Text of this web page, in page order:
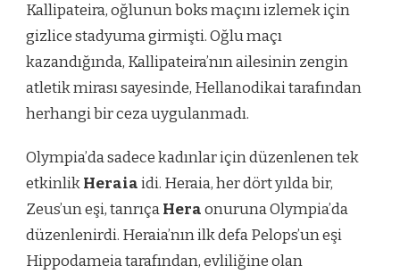
Kallipateira, oğlunun boks maçını izlemek için
gizlice stadyuma girmişti. Oğlu maçı
kazandığında, Kallipateira’nın ailesinin zengin
atletik mirası sayesinde, Hellanodikai tarafından
herhangi bir ceza uygulanmadı.
Olympia’da sadece kadınlar için düzenlenen tek
etkinlikHeraiaidi. Heraia, her dört yılda bir,
Zeus’un eşi, tanrıçaHeraonuruna Olympia’da
düzenlenirdi. Heraia’nın ilk defa Pelops’un eşi
Hippodameia tarafından, evliliğine olan